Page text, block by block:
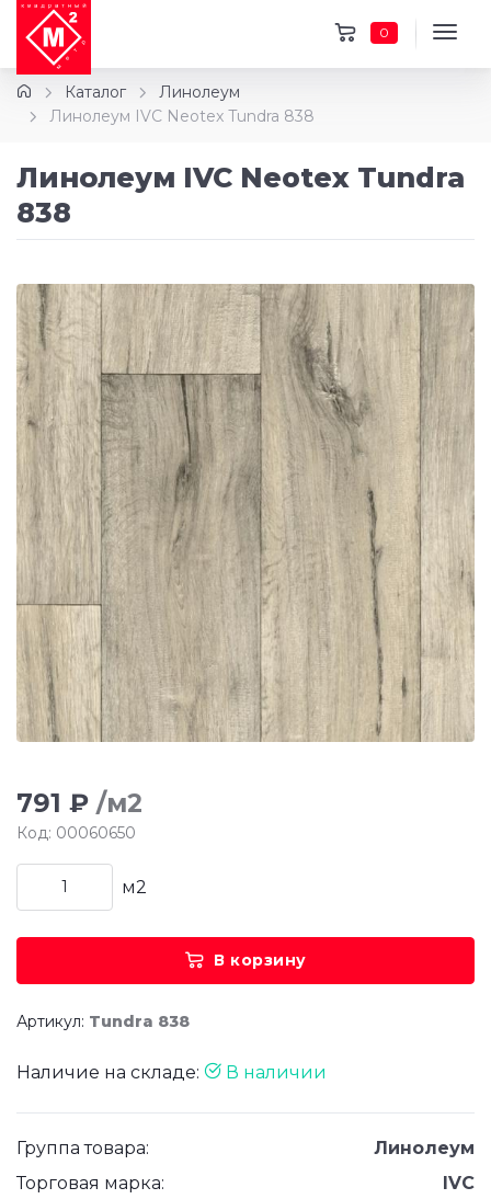
0
Каталог
Линолеум
Линолеум IVC Neotex Tundra 838
Линолеум IVC Neotex Tundra
838
791 ₽ /м2
Код: 00060650
м2
В корзину
Артикул: Tundra 838
Наличие на складе: В наличии
Группа товара:
Линолеум
Торговая марка:
IVC